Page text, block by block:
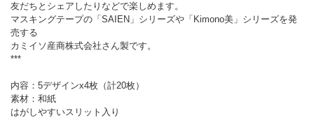
友だちとシェアしたりなどで楽しめます。
マスキングテープの「SAIEN」シリーズや「Kimono美」シリーズを発
売する
カミイソ産商株式会社さん製です。
***
内容：5デザインx4枚（計20枚）
素材：和紙
はがしやすいスリット入り